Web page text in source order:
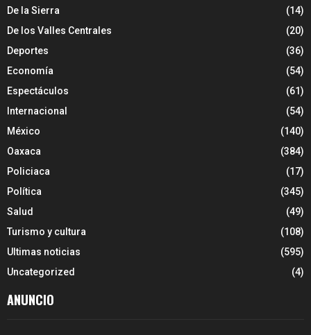
De la Sierra
(14)
De los Valles Centrales
(20)
Deportes
(36)
Economía
(54)
Espectáculos
(61)
Internacional
(54)
México
(140)
Oaxaca
(384)
Policiaca
(17)
Política
(345)
Salud
(49)
Turismo y cultura
(108)
Ultimas noticias
(595)
Uncategorized
(4)
ANUNCIO